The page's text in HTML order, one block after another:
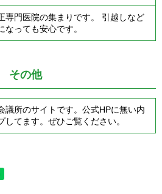
専門医院の集まりです。 引越しなど
なっても安心です。
その他
議所のサイトです。公式HPに無い内
してます。ぜひご覧ください。